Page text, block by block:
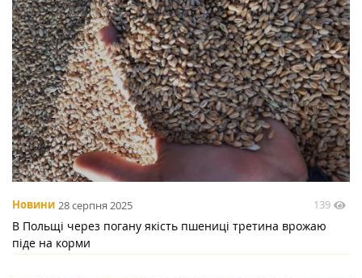
Новини 28 серпня 2025 139
В Польщі через погану якість пшениці третина врожаю
піде на корми